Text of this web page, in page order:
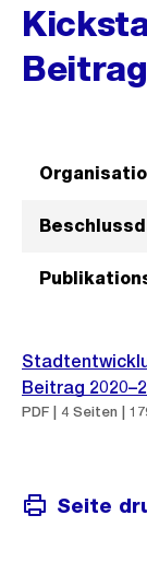
Beitrag
PDF | 4 Seiten |
Seite